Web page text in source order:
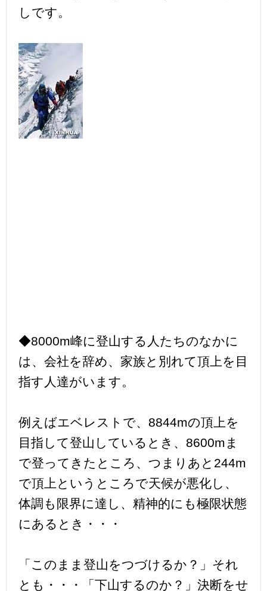
しです。
◆8000m峰に登山する人たちのなかに
は、会社を辞め、家族と別れて頂上を目
指す人達がいます。
例えばエベレストで、8844mの頂上を
目指して登山しているとき、8600mま
で登ってきたところ、つまりあと244m
で頂上というところで天候が悪化し、
体調も限界に達し、精神的にも極限状態
にあるとき・・・
「このまま登山をつづけるか？」それ
とも・・・「下山するのか？」決断をせ